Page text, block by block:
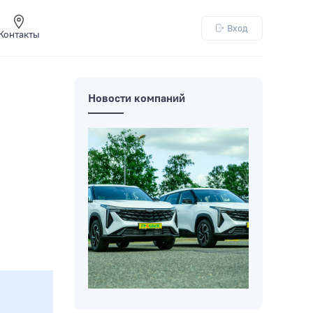
Вход
Новости компаний